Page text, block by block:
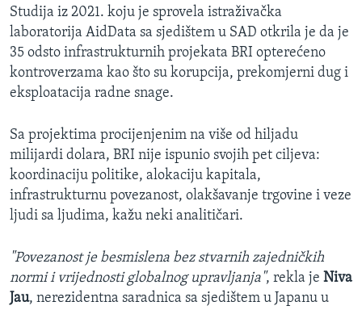
Studija iz 2021. koju je sprovela istraživačka
laboratorija AidData sa sjedištem u SAD otkrila je da je
35 odsto infrastrukturnih projekata BRI opterećeno
kontroverzama kao što su korupcija, prekomjerni dug i
eksploatacija radne snage.
Sa projektima procijenjenim na više od hiljadu
milijardi dolara, BRI nije ispunio svojih pet ciljeva:
koordinaciju politike, alokaciju kapitala,
infrastrukturnu povezanost, olakšavanje trgovine i veze
ljudi sa ljudima, kažu neki analitičari.
"Povezanost je besmislena bez stvarnih zajedničkih
normi i vrijednosti globalnog upravljanja", rekla je Niva
Jau, nerezidentna saradnica sa sjedištem u Japanu u